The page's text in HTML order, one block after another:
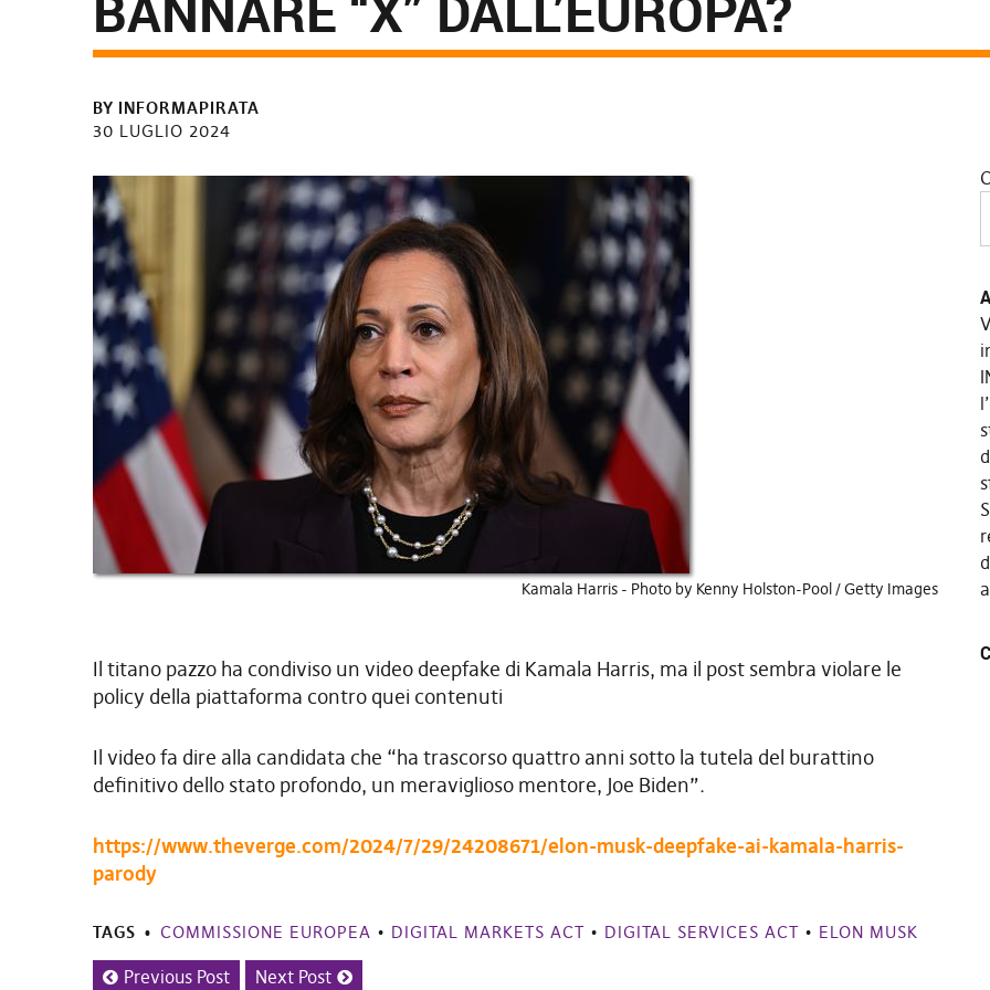
BY INFORMAPIRATA
30 LUGLIO 2024
Kamala Harris - Photo by Kenny Holston-Pool / Getty Images
Il titano pazzo ha condiviso un video deepfake di Kamala Harris, ma il post sembra violare le
policy della piattaforma contro quei contenuti
Il video fa dire alla candidata che “ha trascorso quattro anni sotto la tutela del burattino
definitivo dello stato profondo, un meraviglioso mentore, Joe Biden”.
https://www.theverge.com/2024/7/29/24208671/elon-musk-deepfake-ai-kamala-harris-
parody
TAGS COMMISSIONE EUROPEA • DIGITAL MARKETS ACT • DIGITAL SERVICES ACT • ELON MUSK
Previous Post Next Post